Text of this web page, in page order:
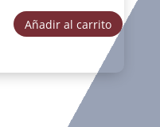
Añadir al carrito